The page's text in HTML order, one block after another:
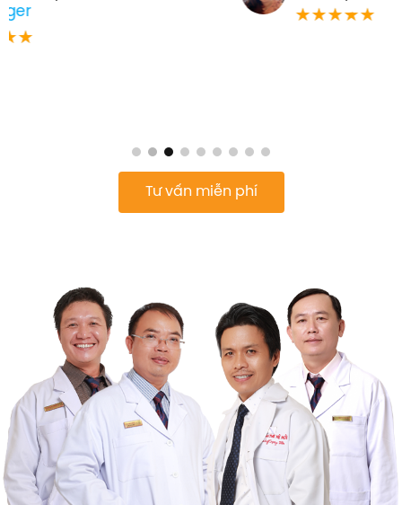
Tư vấn miễn phí